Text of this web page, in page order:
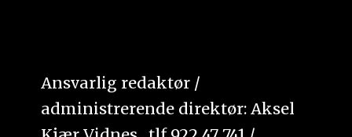
Ansvarlig redaktør /
administrerende direktør: Aksel